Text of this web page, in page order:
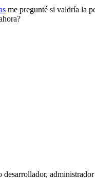
me pregunté si valdría la
desarrollador,